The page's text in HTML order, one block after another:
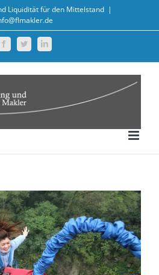
Liquidität für den Mittelstand |
FacebookTwitterLinkedIn